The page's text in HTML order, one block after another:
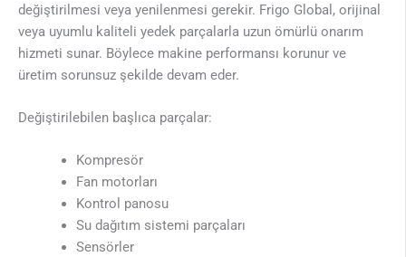
değiştirilmesi veya yenilenmesi gerekir. Frigo Global, orijinal
veya uyumlu kaliteli yedek parçalarla uzun ömürlü onarım
hizmeti sunar. Böylece makine performansı korunur ve
üretim sorunsuz şekilde devam eder.
Değiştirilebilen başlıca parçalar:
Kompresör
Fan motorları
Kontrol panosu
Su dağıtım sistemi parçaları
Sensörler